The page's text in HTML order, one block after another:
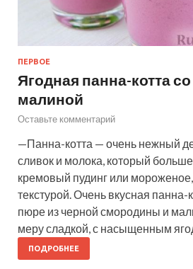
ПЕРВОЕ
Ягодная панна-котта
малиной
Оставьте комментарий
—Панна-котта — очень нежный
сливок и молока, который
кремовый пудинг или мороженое,
текстурой. Очень вкусная панна-
пюре из черной смородины и
меру сладкой, с насыщенным
ПОДРОБНЕЕ